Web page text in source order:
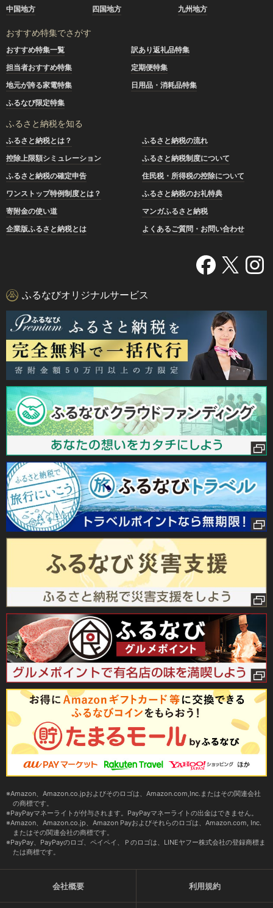
中国地方
四国地方 九州地方
おすすめ特集でさがす
おすすめ特集一覧
訳あり返礼品特集
担当者おすすめ特集
定期便特集
地元が誇る家電特集
日用品・消耗品特集
ふるなび限定特集
ふるさと納税を知る
ふるさと納税とは？
ふるさと納税の流れ
控除上限額シミュレーション
ふるさと納税制度について
ふるさと納税の確定申告
住民税・所得税の控除について
ワンストップ特例制度とは？
ふるさと納税のお礼特典
寄附金の使い道
マンガふるさと納税
企業版ふるさと納税とは
よくあるご質問・お問い合わせ
ふるなびオリジナルサービス
Amazon、Amazon.co.jpおよびそのロゴは、Amazon.com,Inc.またはその関連会社
の商標です。
PayPayマネーライトが付与されます。PayPayマネーライトの出金はできません。
Amazon、Amazon.co.jp、Amazon Payおよびそれらのロゴは、Amazon.com, Inc.
またはその関連会社の商標です。
PayPay、PayPayのロゴ、ペイペイ、Ｐのロゴは、LINEヤフー株式会社の登録商標ま
たは商標です。
会社概要 利用規約